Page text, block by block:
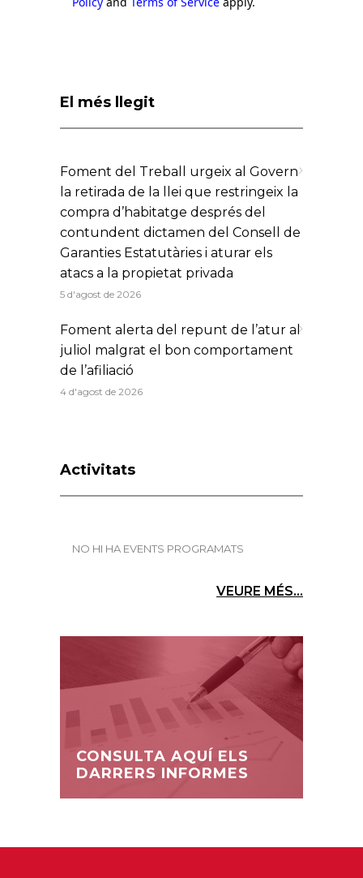
El més llegit
Foment del Treball urgeix al Govern
la retirada de la llei que restringeix la
compra d’habitatge després del
contundent dictamen del Consell de
Garanties Estatutàries i aturar els
atacs a la propietat privada
5 d'agost de 2026
Foment alerta del repunt de l’atur al
juliol malgrat el bon comportament
de l’afiliació
4 d'agost de 2026
Activitats
NO HI HA EVENTS PROGRAMATS
VEURE MÉS...
CONSULTA AQUÍ ELS
DARRERS INFORMES